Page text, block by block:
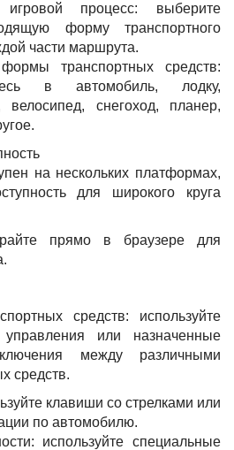
игровой процесс: выберите
форму транспортного
части маршрута.
транспортных средств:
в автомобиль, лодку,
велосипед, снегоход, планер,
на нескольких платформах,
для широкого круга
прямо в браузере для
средств: используйте
или назначенные
между различными
средств.
клавиши со стрелками или
по автомобилю.
используйте специальные